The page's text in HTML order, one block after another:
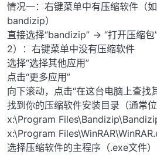
情况一：右键菜单中有压缩软件（
bandizip）
直接选择“bandizip” → “打开压缩包
2）：右键菜单中没有压缩软件
选择“选择其他应用”
点击“更多应用”
向下滚动，点击“在这台电脑上查找
找到你的压缩软件安装目录（通常位
x:\Program
x:\Program
选择压缩软件的主程序（.exe文件）